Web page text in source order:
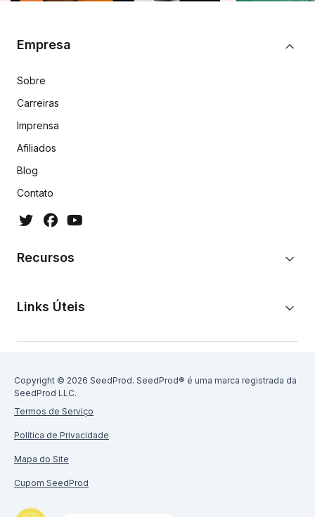
Empresa
Sobre
Carreiras
Imprensa
Afiliados
Blog
Contato
Recursos
Links Úteis
Copyright © 2026 SeedProd. SeedProd® é uma marca registrada da
SeedProd LLC.
Termos de Serviço
Política de Privacidade
Mapa do Site
Cupom SeedProd